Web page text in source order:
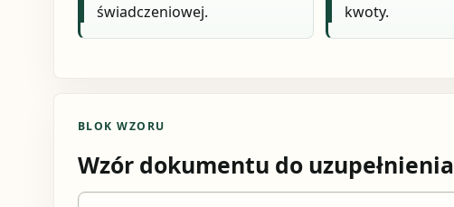
świadczeniowej.
kwoty.
BLOK WZORU
Wzór dokumentu do uzupełnienia